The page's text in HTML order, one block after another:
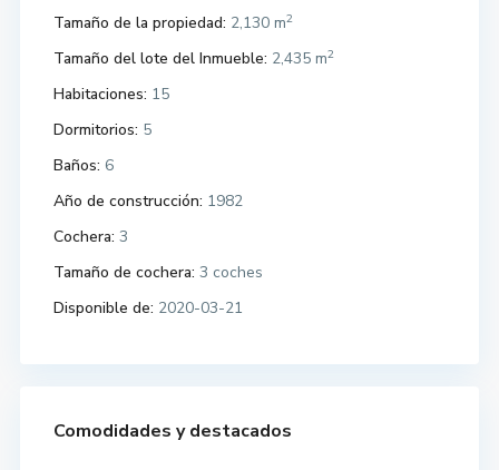
Tamaño de la propiedad: 2,130 m2
Tamaño del lote del Inmueble: 2,435 m2
Habitaciones: 15
Dormitorios: 5
Baños: 6
Año de construcción: 1982
Cochera: 3
Tamaño de cochera: 3 coches
Disponible de: 2020-03-21
Comodidades y destacados